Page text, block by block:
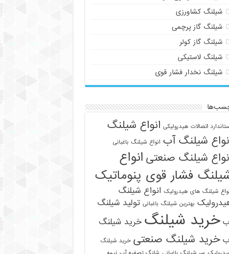
شیلنگ کشاورزی
شیلنگ گاز پرچمی
شیلنگ گاز کولر
شیلنگ لاستیکی
شیلنگ نخدار فشار قوی
اتصالات هیدرولیکی انواع شیلنگ
شیلنگ آب انواع شیلنگ باغبانی
شیلنگ صنعتی انواع
فشار قوی پنوماتیک
شیلنگ های هیدرولیک انواع شیلنگ
بهترین شیلنگ باغبانی تولید شیلنگ
خرید شیلنگ خرید شیلنگ
خرید شیلنگ صنعتی خرید شیلنگ